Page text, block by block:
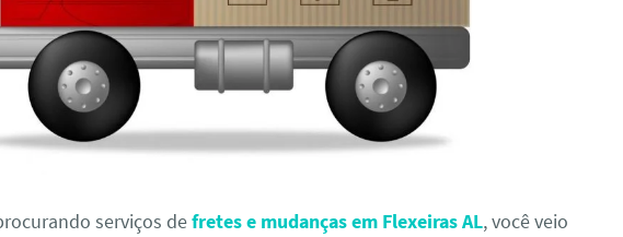
serviços defretes e mudanças em Flexeiras AL, você veio